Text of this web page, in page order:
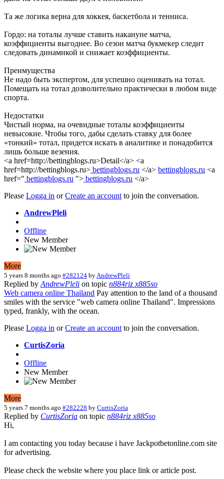
Та же логика верна для хоккея, баскетбола и тенниса.
Гордо: на тоталы лучше ставить накануне матча,
коэффициенты выгоднее. Во сезон матча букмекер следит
следовать динамикой и снижает коэффициенты.
Преимущества
Не надо быть экспертом, для успешно оценивать на тотал.
Помещать на тотал дозволительно практически в любом виде
спорта.
Недостатки
Чистый норма, на очевидные тоталы коэффициенты
невысокие. Чтобы того, дабы сделать ставку для более
«тонкий» тотал, придется искать в аналитике и понадобится
лишь больше везения.
<a href=http://bettingblogs.ru>Detail</a> <a
href=http://bettingblogs.ru> bettingblogs.ru </a> bettingblogs.ru <a
href=" bettingblogs.ru "> bettingblogs.ru </a>
Please Logga in orCreate an account to join the conversation.
AndrewPleli
Offline
New Member
More
5 years 8 months ago #282124 by AndrewPleli
Replied by AndrewPleli on topic n884riz x885so
Web camera online Thailand Pay attention to the land of a thousand
smiles with the service "web camera online Thailand". Impressions
typed, frankly, with the ocean.
Please Logga in orCreate an account to join the conversation.
CurtisZoria
Offline
New Member
More
5 years 7 months ago #282228 by CurtisZoria
Replied by CurtisZoria on topic n884riz x885so
Hi,
I am contacting you today because i have Jackpotbetonline.com site
for advertising.
Please check the website where you place link or article post.